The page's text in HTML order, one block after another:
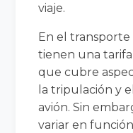
viaje.
En el transporte
tienen una tarifa
que cubre
la tripulación y
avión. Sin
variar en